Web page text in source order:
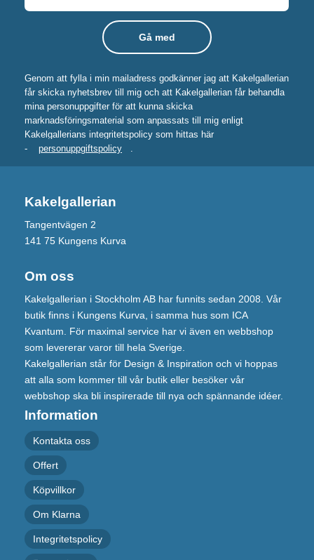
Genom att fylla i min mailadress godkänner jag att Kakelgallerian
får skicka nyhetsbrev till mig och att Kakelgallerian får behandla
mina personuppgifter för att kunna skicka
marknadsföringsmaterial som anpassats till mig enligt
Kakelgallerians integritetspolicy som hittas här
-
personuppgiftspolicy .
Kakelgallerian
Tangentvägen 2
141 75 Kungens Kurva
Om oss
Kakelgallerian i Stockholm AB har funnits sedan 2008. Vår
butik finns i Kungens Kurva, i samma hus som ICA
Kvantum. För maximal service har vi även en webbshop
som levererar varor till hela Sverige.
Kakelgallerian står för Design & Inspiration och vi hoppas
att alla som kommer till vår butik eller besöker vår
webbshop ska bli inspirerade till nya och spännande idéer.
Information
Kontakta oss
Offert
Köpvillkor
Om Klarna
Integritetspolicy